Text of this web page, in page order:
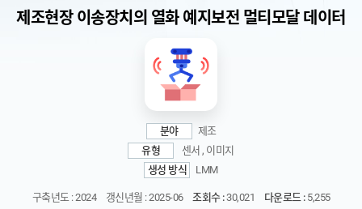
고객지원
제조현장 이송장치의 열화 예지보전 멀티모달 데이터
분야
제조
유형
센서 , 이미지
생성 방식
LMM
구축년도 : 2024 갱신년월 : 2025-06 조회수 :30,021 다운로드 :5,255